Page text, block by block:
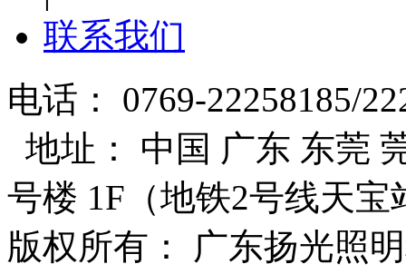
联系我们
电话： 0769-22258185/
地址： 中国 广东 东莞
号楼 1F（地铁2号线天宝
版权所有： 广东扬光照